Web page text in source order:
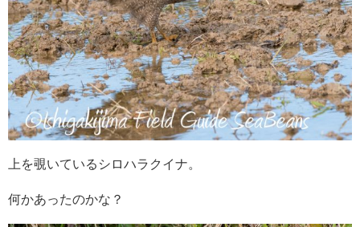
上を覗いているシロハラクイナ。
何かあったのかな？